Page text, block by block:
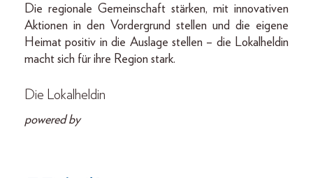
Die regionale Gemeinschaft stärken, mit innovativen
Aktionen in den Vordergrund stellen und die eigene
Heimat positiv in die Auslage stellen – die Lokalheldin
macht sich für ihre Region stark.
Die Lokalheldin
powered by